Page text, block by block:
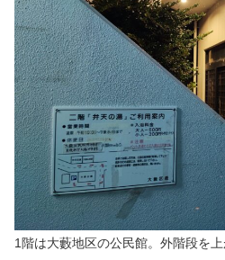
1階は大藪地区の公民館。外階段を